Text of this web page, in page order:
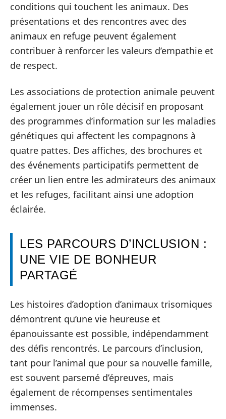
conditions qui touchent les animaux. Des
présentations et des rencontres avec des
animaux en refuge peuvent également
contribuer à renforcer les valeurs d’empathie et
de respect.
Les associations de protection animale peuvent
également jouer un rôle décisif en proposant
des programmes d’information sur les maladies
génétiques qui affectent les compagnons à
quatre pattes. Des affiches, des brochures et
des événements participatifs permettent de
créer un lien entre les admirateurs des animaux
et les refuges, facilitant ainsi une adoption
éclairée.
LES PARCOURS D’INCLUSION :
UNE VIE DE BONHEUR
PARTAGÉ
Les histoires d’adoption d’animaux trisomiques
démontrent qu’une vie heureuse et
épanouissante est possible, indépendamment
des défis rencontrés. Le parcours d’inclusion,
tant pour l’animal que pour sa nouvelle famille,
est souvent parsemé d’épreuves, mais
également de récompenses sentimentales
immenses.